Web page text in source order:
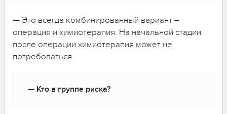
— Это всегда комбинированный вариант –
операция и химиотерапия. На начальной стадии
после операции химиотерапия может не
потребоваться.
— Кто в группе риска?